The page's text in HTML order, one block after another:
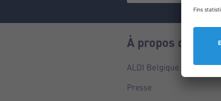
À propos de nous
ALDI Belgique
Presse